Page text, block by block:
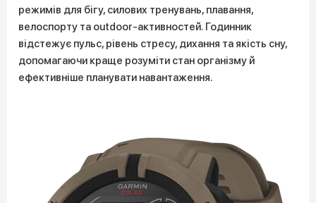
режимів для бігу, силових тренувань, плавання,
велоспорту та outdoor-активностей. Годинник
відстежує пульс, рівень стресу, дихання та якість сну,
допомагаючи краще розуміти стан організму й
ефективніше планувати навантаження.